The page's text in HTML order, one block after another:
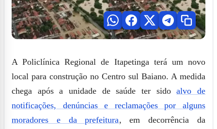
A Policlínica Regional de Itapetinga terá um novo
local para construção no Centro sul Baiano. A medida
chega após a unidade de saúde ter sidoalvo de
notificações, denúncias e reclamações por alguns
moradores e da prefeitura, em decorrência da